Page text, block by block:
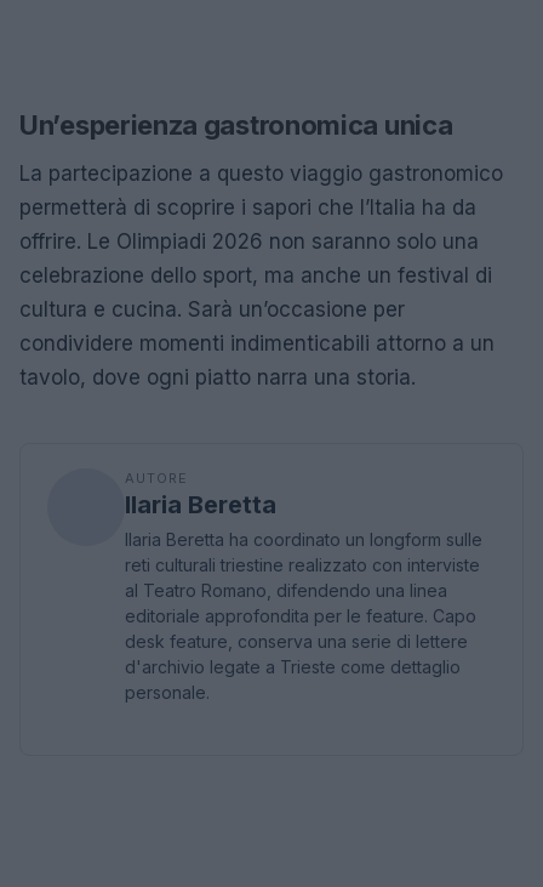
Un’esperienza gastronomica unica
La partecipazione a questo viaggio gastronomico
permetterà di scoprire i sapori che l’Italia ha da
offrire. Le Olimpiadi 2026 non saranno solo una
celebrazione dello sport, ma anche un festival di
cultura e cucina. Sarà un’occasione per
condividere momenti indimenticabili attorno a un
tavolo, dove ogni piatto narra una storia.
AUTORE
Ilaria Beretta
Ilaria Beretta ha coordinato un longform sulle
reti culturali triestine realizzato con interviste
al Teatro Romano, difendendo una linea
editoriale approfondita per le feature. Capo
desk feature, conserva una serie di lettere
d'archivio legate a Trieste come dettaglio
personale.